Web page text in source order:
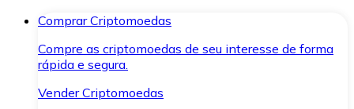
Comprar Criptomoedas
Compre as criptomoedas de seu interesse de forma
rápida e segura.
Vender Criptomoedas